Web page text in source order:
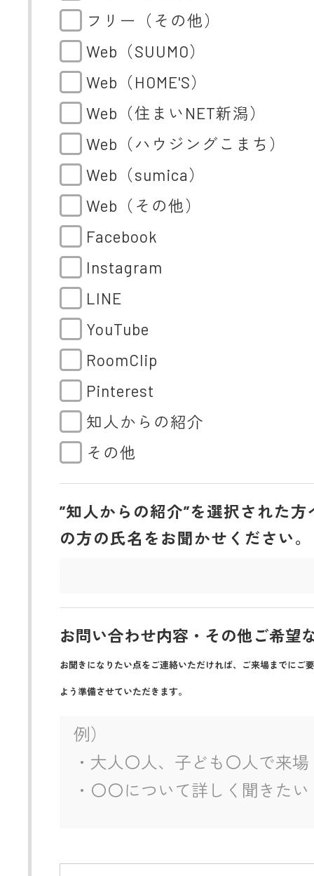
フリー（その他）
Web（SUUMO）
Web（HOME'S）
Web（住まいNET新潟）
Web（ハウジングこまち）
Web（sumica）
Web（その他）
Facebook
Instagram
LINE
YouTube
RoomClip
Pinterest
知人からの紹介
その他
”知人からの紹介”を選択された方
の方の氏名をお聞かせください。
お問い合わせ内容・その他ご希望
お聞きになりたい点をご連絡いただければ、ご来場までにご
よう準備させていただきます。